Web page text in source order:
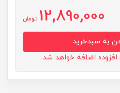
12,890,000 تومان